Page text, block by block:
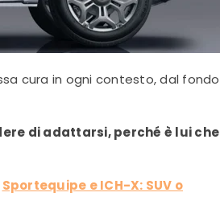
cura in ogni contesto, dal fondo
di adattarsi, perché è lui che
Sportequipe e ICH-X: SUV o